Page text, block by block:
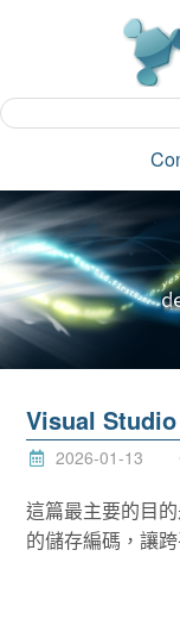
d
Visual Studio
2026-01-13
這篇最主要的目
的儲存編碼，讓